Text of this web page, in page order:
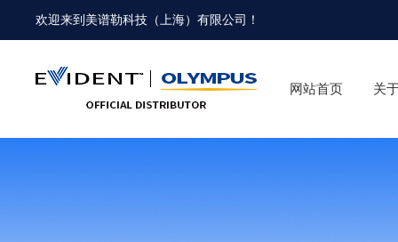
欢迎来到 美谱勒科技（上海）有限公司 ！
网站首页 关